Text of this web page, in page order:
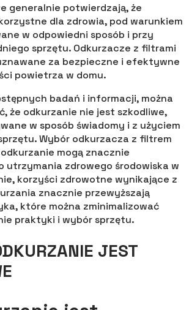
generalnie potwierdzają, że
dla zdrowia, pod warunkiem
w odpowiedni sposób i przy
sprzętu. Odkurzacze z filtrami
za bezpieczne i efektywne
powietrza w domu.
badań i informacji, można
że odkurzanie nie jest szkodliwe,
w sposób świadomy i z użyciem
Wybór odkurzacza z filtrem
odkurzanie mogą znacznie
utrzymania zdrowego środowiska w
korzyści zdrowotne wynikające z
znacznie przewyższają
które można zminimalizować
praktyki i wybór sprzętu.
JEST